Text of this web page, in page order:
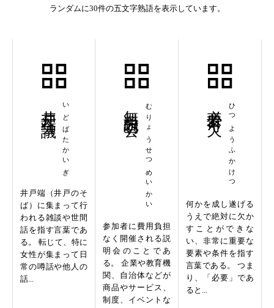
ランダムに30件の五文字熟語を表示しています。
いどばたかいぎ
井戸端（井戸のそ
ば）に集まって行
われる雑談や世間
話を指す言葉であ
る。 転じて、特に
女性が集まって日
常の噂話や他人の
話...
むりょうせつめいかい
参加者に費用負担
なく開催される説
明会のことであ
る。 企業や教育機
関、自治体などが
商品やサービス、
制度、イベントな
ひつようふかけつ
何かを成し遂げる
うえで絶対に欠か
すことができな
い、非常に重要な
要素や条件を指す
言葉である。 つま
り、「必要」であ
ると...